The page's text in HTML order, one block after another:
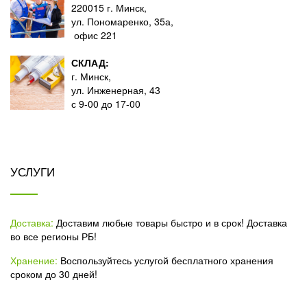
220015 г. Минск,
ул. Пономаренко, 35а,
офис 221
СКЛАД:
г. Минск,
ул. Инженерная, 43
с 9-00 до 17-00
УСЛУГИ
Доставка: Доставим любые товары быстро и в срок! Доставка
во все регионы РБ!
Хранение: Воспользуйтесь услугой бесплатного хранения
сроком до 30 дней!